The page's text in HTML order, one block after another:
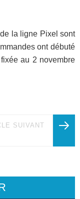
la ligne Pixel sont
ont débuté
au 2 novembre
SUIVANT